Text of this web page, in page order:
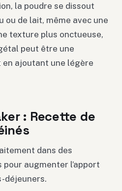
la poudre se dissout
ou de lait, même avec une
texture plus onctueuse,
peut être une
en ajoutant une légère
: Recette de
dans des
augmenter l’apport
déjeuners.